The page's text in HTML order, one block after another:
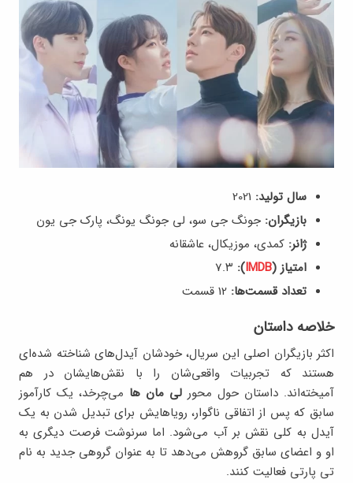
سال تولید:
بازیگران: جونگ جی سو، لی جونگ یونگ، پارک جی یون
ژانر: کمدی، موزیکال، عاشقانه
امتیاز (IMDB
):
تعداد قسمت‌ها:
خلاصه داستان
اکثر بازیگران اصلی این سریال، خودشان آیدل‌های شناخته شده‌ای
هستند که تجربیات واقعی‌شان را با نقش‌هایشان در هم
آمیخته‌اند. داستان حول محور لی مان ها می‌چرخد، یک کارآموز
سابق که پس از اتفاقی ناگوار، رویاهایش برای تبدیل شدن به یک
آیدل به کلی نقش بر آب می‌شود. اما سرنوشت فرصت دیگری به
او و اعضای سابق گروهش می‌دهد تا به عنوان گروهی جدید به نام
تی پارتی فعالیت کنند.